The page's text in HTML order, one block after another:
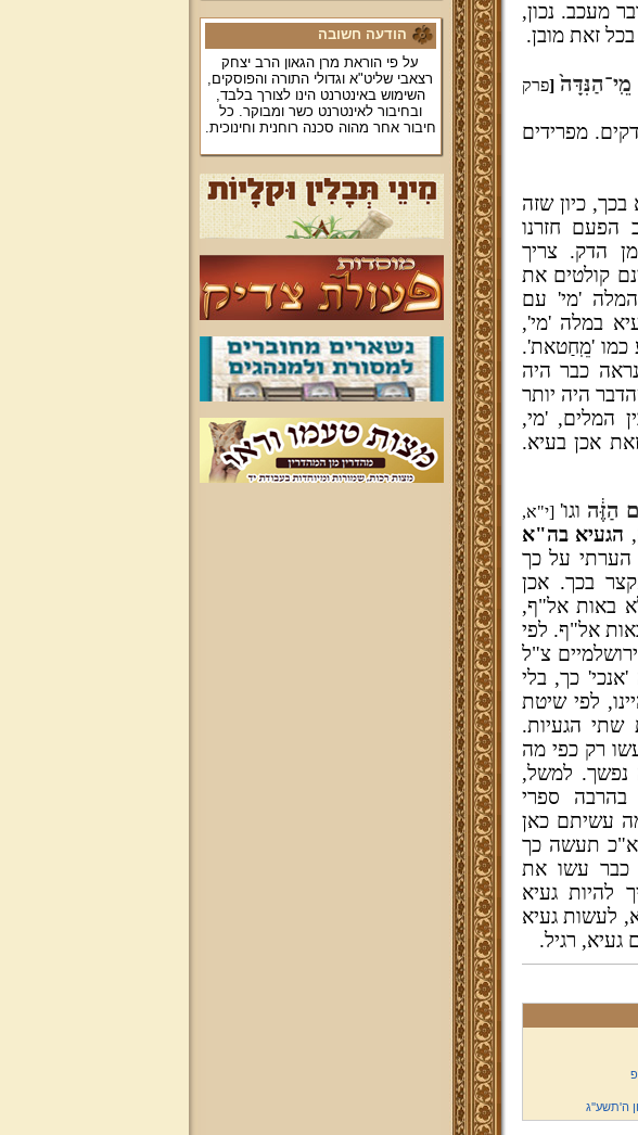
מעכב. נכון,
זאת מובן.
מֵֽי־הַנִּדָּה֙ [פרק
מפרידים
כיון שזה
הפעם חזרנו
הדק. צריך
קולטים את
'מי' עם
במלה 'מי',
כמו 'מֵֽחַטאת'.
כבר היה
היה יותר
המלים, 'מי,
אכן בעיא.
הַזֶּ֔ה וגו'[י"א,
הגעיא בה"א
הערתי על כך
בכך. אכן
באות אל"ף,
אל"ף. לפי
צ"ל
כך, בלי
לפי שיטת
שתי הגעיות.
רק כפי מה
נפשך. למשל,
בהרבה ספרי
עשיתם כאן
א"כ תעשה כך
כבר עשו את
להיות געיא
לעשות געיא
רגיל.
ה'תשע''ג
הודעה חשובה
על פי הוראת מרן הגאון הרב יצחק
רצאבי שליט"א וגדולי התורה והפוסקים,
השימוש באינטרנט הינו לצורך בלבד,
ובחיבור לאינטרנט כשר ומבוקר. כל
חיבור אחר מהוה סכנה רוחנית וחינוכית.